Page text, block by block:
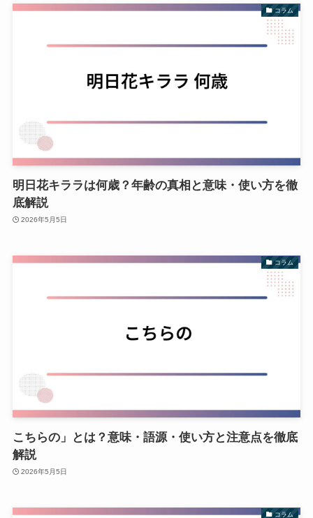
コラム
明日花キララは何歳？年齢の真相と意味・使い方を徹
底解説
2026年5月5日
コラム
こちらの」とは？意味・語源・使い方と注意点を徹底
解説
2026年5月5日
コラム